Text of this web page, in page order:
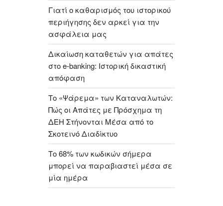
Γιατί ο καθαρισμός του ιστορικού
περιήγησης δεν αρκεί για την
ασφάλεια μας
Δικαίωση καταθετών για απάτες
στο e-banking: Ιστορική δικαστική
απόφαση
Το «Ψάρεμα» των Καταναλωτών:
Πώς οι Απάτες με Πρόσχημα τη
ΔΕΗ Στήνονται Μέσα από το
Σκοτεινό Διαδίκτυο
Το 68% των κωδικών σήμερα
μπορεί να παραβιαστεί μέσα σε
μία ημέρα